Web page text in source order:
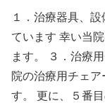
１．治療器具、
ています 幸い当
ます。 ３．治療
院の治療用チェ
す。 更に、５番